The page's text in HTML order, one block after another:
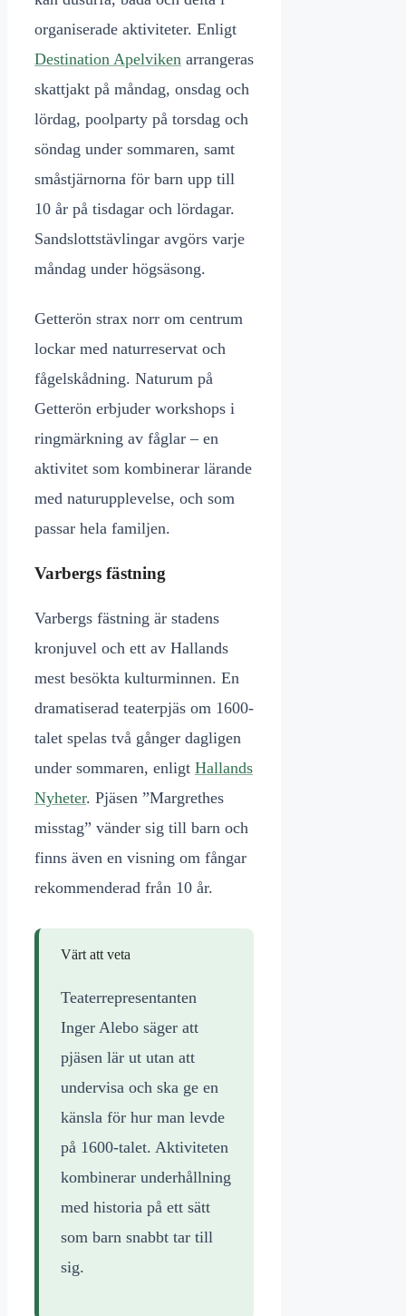
organiserade aktiviteter. Enligt
Destination Apelviken arrangeras
skattjakt på måndag, onsdag och
lördag, poolparty på torsdag och
söndag under sommaren, samt
småstjärnorna för barn upp till
10 år på tisdagar och lördagar.
Sandslottstävlingar avgörs varje
måndag under högsäsong.
Getterön strax norr om centrum
lockar med naturreservat och
fågelskådning. Naturum på
Getterön erbjuder workshops i
ringmärkning av fåglar – en
aktivitet som kombinerar lärande
med naturupplevelse, och som
passar hela familjen.
Varbergs fästning
Varbergs fästning är stadens
kronjuvel och ett av Hallands
mest besökta kulturminnen. En
dramatiserad teaterpjäs om 1600-
talet spelas två gånger dagligen
under sommaren, enligt Hallands
Nyheter. Pjäsen ”Margrethes
misstag” vänder sig till barn och
finns även en visning om fångar
rekommenderad från 10 år.
Värt att veta
Teaterrepresentanten
Inger Alebo säger att
pjäsen lär ut utan att
undervisa och ska ge en
känsla för hur man levde
på 1600-talet. Aktiviteten
kombinerar underhållning
med historia på ett sätt
som barn snabbt tar till
sig.